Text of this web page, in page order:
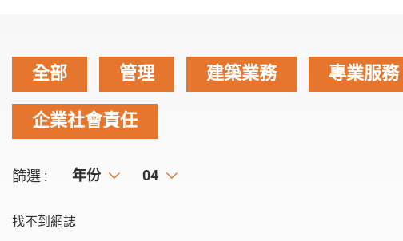
全部 管理 建築業務 專業服務
企業社會責任
篩選 : 年份
年份 月份
04
找不到網誌